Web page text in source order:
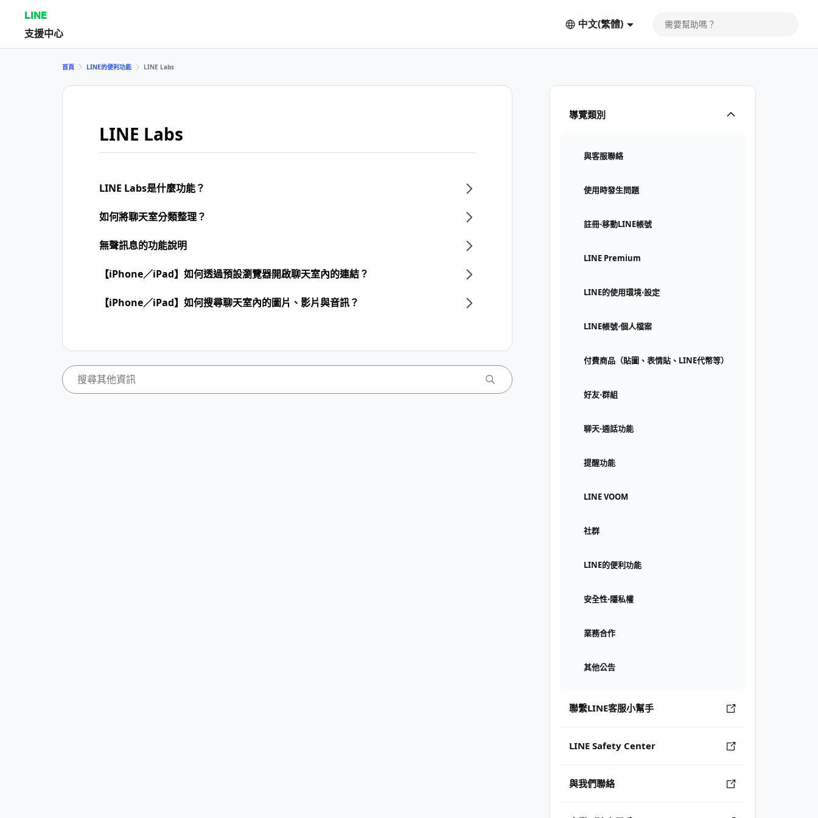
LINE
支援中心
中文(繁體)
導覽類別
與客服聯絡
使用時發生問題
註冊⋅移動LINE帳號
LINE Premium
LINE的使用環境⋅設定
LINE帳號⋅個人檔案
付費商品（貼圖、表情貼、LINE代幣等）
好友⋅群組
聊天⋅通話功能
提醒功能
LINE VOOM
社群
LINE的便利功能
安全性⋅隱私權
業務合作
其他公告
聯繫LINE客服小幫手
LINE Safety Center
與我們聯絡
首頁 LINE的便利功能 LINE Labs
LINE Labs
LINE Labs是什麼功能？
如何將聊天室分類整理？
無聲訊息的功能說明
【iPhone／iPad】如何透過預設瀏覽器開啟聊天室內的連結？
【iPhone／iPad】如何搜尋聊天室內的圖片、影片與音訊？